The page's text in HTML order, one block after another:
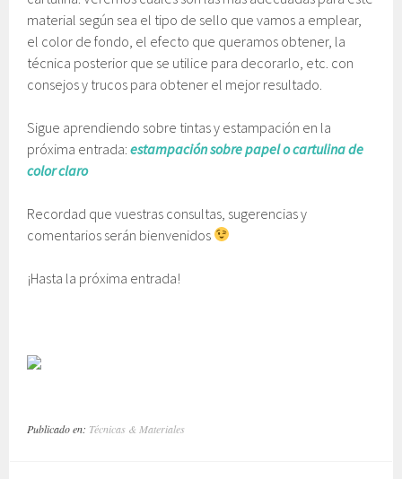
material según sea el tipo de sello que vamos a emplear,
el color de fondo, el efecto que queramos obtener, la
técnica posterior que se utilice para decorarlo, etc. con
consejos y trucos para obtener el mejor resultado.
Sigue aprendiendo sobre tintas y estampación en la
próxima entrada:estampación sobre papel o cartulina de
color claro
Recordad que vuestras consultas, sugerencias y
comentarios serán bienvenidos
¡Hasta la próxima entrada!
Publicado en: Técnicas & Materiales